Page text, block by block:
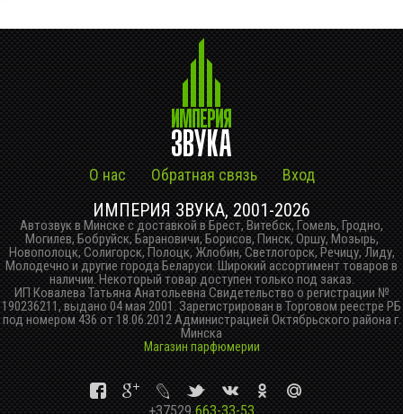
О нас Обратная связь Вход
ИМПЕРИЯ ЗВУКА, 2001-2026
Автозвук в Минске с доставкой в Брест, Витебск, Гомель, Гродно,
Могилев, Бобруйск, Барановичи, Борисов, Пинск, Оршу, Мозырь,
Новополоцк, Солигорск, Полоцк, Жлобин, Светлогорск, Речицу, Лиду,
Молодечно и другие города Беларуси. Широкий ассортимент товаров в
наличии. Некоторый товар доступен только под заказ.
ИП Ковалева Татьяна Анатольевна Свидетельство о регистрации №
190236211, выдано 04 мая 2001. Зарегистрирован в Торговом реестре РБ
под номером 436 от 18.06.2012 Администрацией Октябрьского района г.
Минска
Магазин парфюмерии